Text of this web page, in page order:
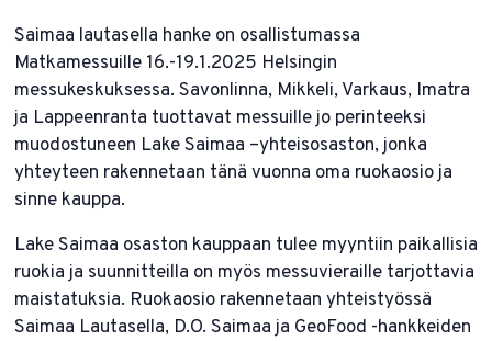
Saimaa lautasella hanke on osallistumassa
Matkamessuille 16.-19.1.2025 Helsingin
messukeskuksessa. Savonlinna, Mikkeli, Varkaus, Imatra
ja Lappeenranta tuottavat messuille jo perinteeksi
muodostuneen Lake Saimaa –yhteisosaston, jonka
yhteyteen rakennetaan tänä vuonna oma ruokaosio ja
sinne kauppa.
Lake Saimaa osaston kauppaan tulee myyntiin paikallisia
ruokia ja suunnitteilla on myös messuvieraille tarjottavia
maistatuksia. Ruokaosio rakennetaan yhteistyössä
Saimaa Lautasella, D.O. Saimaa ja GeoFood -hankkeiden